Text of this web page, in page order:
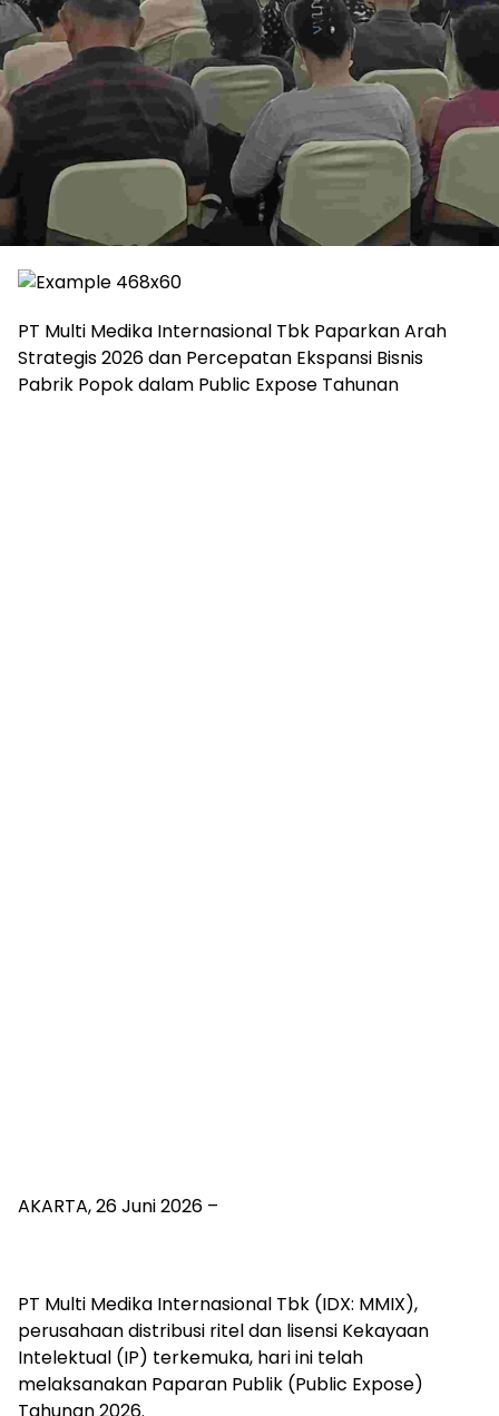
PT Multi Medika Internasional Tbk Paparkan Arah
Strategis 2026 dan Percepatan Ekspansi Bisnis
Pabrik Popok dalam Public Expose Tahunan
AKARTA, 26 Juni 2026 –
PT Multi Medika Internasional Tbk (IDX: MMIX),
perusahaan distribusi ritel dan lisensi Kekayaan
Intelektual (IP) terkemuka, hari ini telah
melaksanakan Paparan Publik (Public Expose)
Tahunan 2026.